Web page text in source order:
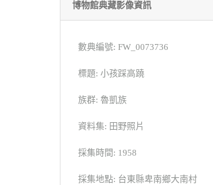
博物館典藏影像資訊
數典編號: FW_0073736
標題: 小孩踩高蹺
族群: 魯凱族
資料集: 田野照片
採集時間: 1958
採集地點: 台東縣卑南鄉大南村